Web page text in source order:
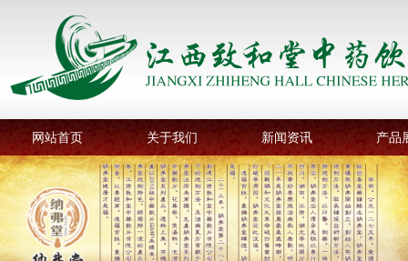
网站首页 关于我们 新闻资讯 产品